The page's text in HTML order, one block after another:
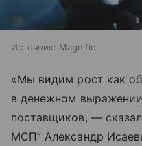
Источник: Magnific
«Мы видим рост как
в денежном
поставщиков, —
МСП” Александр